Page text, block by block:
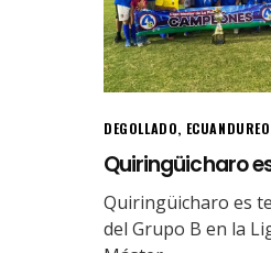
DEGOLLADO, ECUANDUREO
Quiringüicharo
Quiringüicharo es
del Grupo B en la